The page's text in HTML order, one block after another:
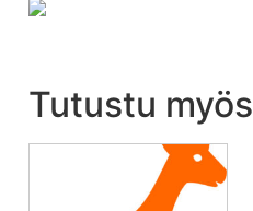
Tutustu myös